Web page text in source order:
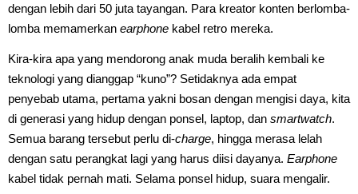
dengan lebih dari 50 juta tayangan. Para kreator konten berlomba-
lomba memamerkan earphone kabel retro mereka.
Kira-kira apa yang mendorong anak muda beralih kembali ke
teknologi yang dianggap “kuno”? Setidaknya ada empat
penyebab utama, pertama yakni bosan dengan mengisi daya, kita
di generasi yang hidup dengan ponsel, laptop, dan smartwatch.
Semua barang tersebut perlu di-charge, hingga merasa lelah
dengan satu perangkat lagi yang harus diisi dayanya. Earphone
kabel tidak pernah mati. Selama ponsel hidup, suara mengalir.